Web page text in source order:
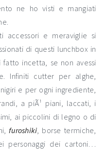
ne ho visti e mangiati
accessori e meraviglie si
di questi lunchbox in
incetta, se non avessi
Infiniti cutter per alghe,
e per ogni ingrediente,
a piÃ¹ piani, laccati, i
ai piccolini di legno o di
furoshiki, borse termiche,
personaggi dei cartoni…